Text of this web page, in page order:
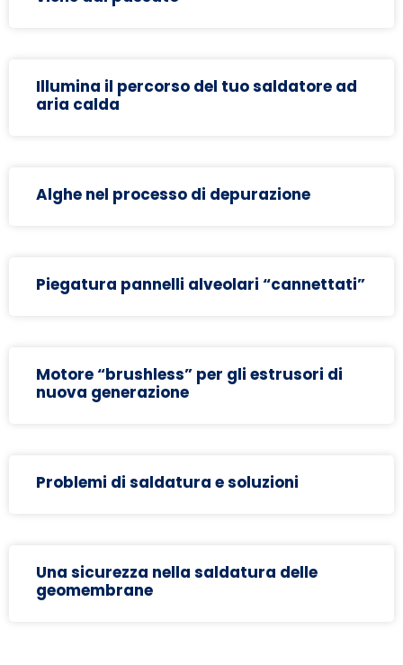
Illumina il percorso del tuo saldatore ad
aria calda
Alghe nel processo di depurazione
Piegatura pannelli alveolari “cannettati”
Motore “brushless” per gli estrusori di
nuova generazione
Problemi di saldatura e soluzioni
Una sicurezza nella saldatura delle
geomembrane